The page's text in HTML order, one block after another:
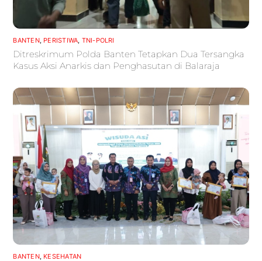
BANTEN, PERISTIWA TNI-POLRI
Ditreskrimum Polda Banten Tetapkan Dua Tersangka
Kasus Aksi Anarkis dan Penghasutan di Balaraja
BANTEN, KESEHATAN